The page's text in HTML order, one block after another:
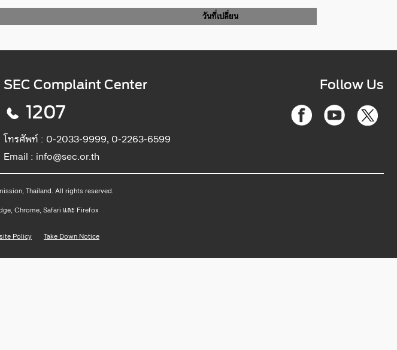
วันที่เปลี่ยน
SEC Complaint Center
1207
โทรศัพท์ : 0-2033-9999, 0-2263-6599
Email : info@sec.or.th
Follow Us
Thailand. All rights reserved.
Chrome, Safari และ Firefox
Policy Take Down Notice